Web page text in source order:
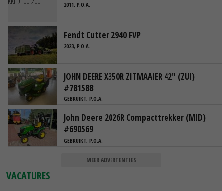
2011, P.O.A.
Fendt Cutter 2940 FVP
2023, P.O.A.
JOHN DEERE X350R ZITMAAIER 42" (ZUI)
#781588
GEBRUIKT, P.O.A.
John Deere 2026R Compacttrekker (MID)
#690569
GEBRUIKT, P.O.A.
MEER ADVERTENTIES
VACATURES